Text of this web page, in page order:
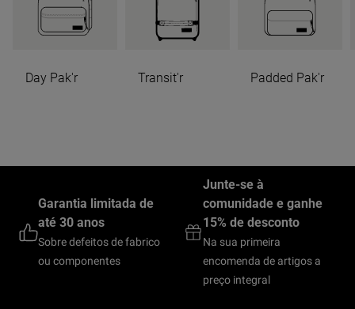
Day Pak'r Transit'r Padded Pak'r
Garantia limitada de
até 30 anos
Sobre defeitos de fabrico
ou componentes
Junte-se à
comunidade e ganhe
15% de desconto
Na sua primeira
encomenda de artigos a
preço integral